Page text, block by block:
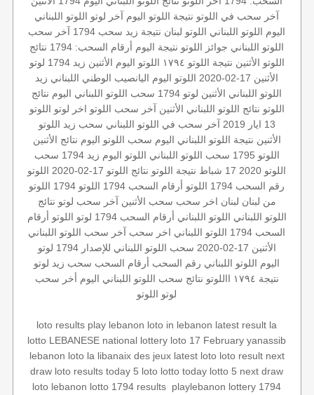
آخر سحب في اللوتو نتيجة اللوتو اليوم آخر لوتو اللوتو اللبناني
اليوم اللوتو اللبناني اللوتو لبنان نتيجة زيد سحب 1794
آخر سحب
اللوتو اللبناني جوائز اللوتو نتيجة اليوم أرقام السحب: 1794
نتائج
اللوتو الأثنين نتيجة اللوتو ١٧٩٤ اللوتو اليوم الأثنين زيد 1794
لوتو
الأثنين 17-02-2020
اللوتو اليوم اليانصيب الوطني اللبناني زيد
اللوتو اللبناني الأثنين لوتو 1794 سحب اللوتو اللبناني اليوم نتائج
اللوتو نتائج اللوتو اللبناني الأثنين آخر سحب اللوتو اخر لوتو اللوتو
13 ايار 2019
آخر سحب في اللوتو اللبناني سحب زيد اللوتو
الأثنين نتيجة اللوتو اللبناني اليوم سحب اللوتو اليوم نتائج الأثنين
اللوتو 1795
سحب اللوتو اللبناني اللوتو اليوم زيد 1794
سحب
اللوتو 2020 17 شباط
نتيجة اللوتو نتائج اللوتو 17-02-2020
اللوتو
رقم السحب 1794
اللوتو أرقام السحب 1794 اللوتو 1794
اللوتو
من لبنان لبنان اخر سحب سحب الأثنين آخر سحب لوتو نتائج
اللوتو اللبناني اللوتو اللبناني أرقام السحب 1794 لوتو اللوتو أرقام
السحب 1794
اللوتو اللبناني اخر سحب آخر سحب اللوتو اللبناني
الأثنين 17-02-2020
سحب اللوتو اللبناني للإصدار 1794
لوتو
اليوم اللوتو اللبناني رقم السحب أرقام السحب سحب زيد لوتو
نتيجة ١٧٩٤
االلوتو نتائج سحب اللوتو اللبناني اليوم أخر سحب
لوتو اللوتو
loto results play lebanon loto in lebanon latest result la
lotto LEBANESE national lottery loto 17 February yanassib
lebanon loto la libanaix des jeux latest loto loto result next
draw loto results today 5 loto lotto today lotto 5 next draw
loto lebanon lotto 1794 results playlebanon lottery 1794